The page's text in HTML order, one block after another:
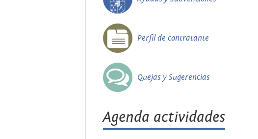
Perfil de contratante
Quejas y Sugerencias
Agenda actividades